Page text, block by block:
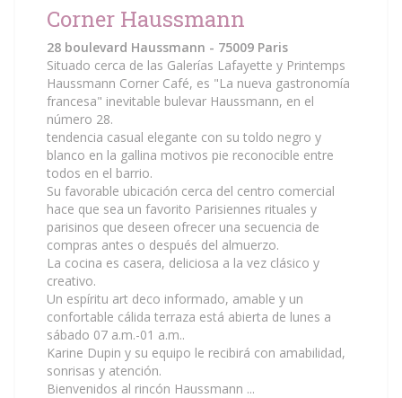
Corner Haussmann
28 boulevard Haussmann - 75009 Paris
Situado cerca de las Galerías Lafayette y Printemps
Haussmann Corner Café, es "La nueva gastronomía
francesa" inevitable bulevar Haussmann, en el
número 28.
tendencia casual elegante con su toldo negro y
blanco en la gallina motivos pie reconocible entre
todos en el barrio.
Su favorable ubicación cerca del centro comercial
hace que sea un favorito Parisiennes rituales y
parisinos que deseen ofrecer una secuencia de
compras antes o después del almuerzo.
La cocina es casera, deliciosa a la vez clásico y
creativo.
Un espíritu art deco informado, amable y un
confortable cálida terraza está abierta de lunes a
sábado 07 a.m.-01 a.m..
Karine Dupin y su equipo le recibirá con amabilidad,
sonrisas y atención.
Bienvenidos al rincón Haussmann ...